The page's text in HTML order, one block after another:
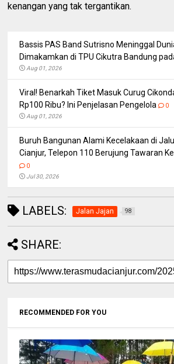
kenangan yang tak tergantikan.
Bassis PAS Band Sutrisno Meninggal
Dimakamkan di TPU Cikutra Bandung
Aug 01, 2026
Viral! Benarkah Tiket Masuk Curug
Rp100 Ribu? Ini Penjelasan Pengelola
0
Aug 01, 2026
Buruh Bangunan Alami Kecelakaan di
Cianjur, Telepon 110 Berujung Tawaran
0
Jul 30, 2026
LABELS: Jalan Jajan 98
SHARE:
RECOMMENDED FOR YOU